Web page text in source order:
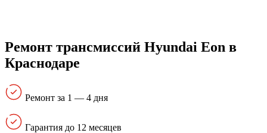
Ремонт трансмиссий Hyundai Eon в
Краснодаре
Ремонт за 1 — 4 дня
Гарантия до 12 месяцев